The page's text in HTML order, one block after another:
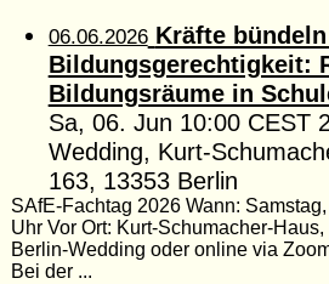
06.06.2026 Kräfte
Bildungsgerechtigkeit:
Bildungsräume in
Sa, 06. Jun 10:00
Wedding, Kurt-
163, 13353 Berlin
SAfE-Fachtag 2026 Wann:
Uhr Vor Ort: Kurt-Schumacher-
Berlin-Wedding oder online via
Bei der ...